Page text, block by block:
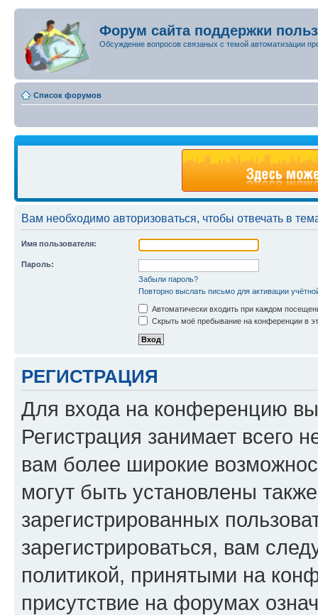
Форум сайта поддержки
Обсуждение вопросов связаных с темой автоматизации
Список форумов
Вам необходимо авторизоваться, чтобы отвечать в
Имя пользователя:
Пароль:
Забыли пароль?
Повторно выслать письмо для активации
Автоматически входить при каждом
Скрыть моё пребывание на конференции в
РЕГИСТРАЦИЯ
Для входа на конференцию
Регистрация занимает всего
вам более широкие
могут быть установлены
зарегистрированных
зарегистрироваться, вам
политикой, принятыми на
присутствие на форумах